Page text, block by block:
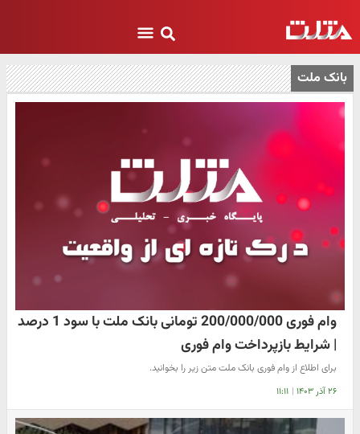
بانک ملت
وام فوری 200/000/000 تومانی بانک ملت با سود 1 درصد
| شرایط بازپرداخت وام فوری
برای اطلاع از وام فوری بانک ملت متن زیر را بخوانید.
۲۶ آذر ۱۴۰۳ | ۱۱:۱۱